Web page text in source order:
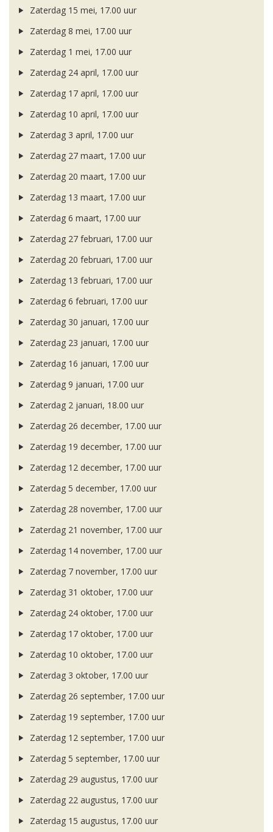
Zaterdag 15 mei, 17.00 uur
Zaterdag 8 mei, 17.00 uur
Zaterdag 1 mei, 17.00 uur
Zaterdag 24 april, 17.00 uur
Zaterdag 17 april, 17.00 uur
Zaterdag 10 april, 17.00 uur
Zaterdag 3 april, 17.00 uur
Zaterdag 27 maart, 17.00 uur
Zaterdag 20 maart, 17.00 uur
Zaterdag 13 maart, 17.00 uur
Zaterdag 6 maart, 17.00 uur
Zaterdag 27 februari, 17.00 uur
Zaterdag 20 februari, 17.00 uur
Zaterdag 13 februari, 17.00 uur
Zaterdag 6 februari, 17.00 uur
Zaterdag 30 januari, 17.00 uur
Zaterdag 23 januari, 17.00 uur
Zaterdag 16 januari, 17.00 uur
Zaterdag 9 januari, 17.00 uur
Zaterdag 2 januari, 18.00 uur
Zaterdag 26 december, 17.00 uur
Zaterdag 19 december, 17.00 uur
Zaterdag 12 december, 17.00 uur
Zaterdag 5 december, 17.00 uur
Zaterdag 28 november, 17.00 uur
Zaterdag 21 november, 17.00 uur
Zaterdag 14 november, 17.00 uur
Zaterdag 7 november, 17.00 uur
Zaterdag 31 oktober, 17.00 uur
Zaterdag 24 oktober, 17.00 uur
Zaterdag 17 oktober, 17.00 uur
Zaterdag 10 oktober, 17.00 uur
Zaterdag 3 oktober, 17.00 uur
Zaterdag 26 september, 17.00 uur
Zaterdag 19 september, 17.00 uur
Zaterdag 12 september, 17.00 uur
Zaterdag 5 september, 17.00 uur
Zaterdag 29 augustus, 17.00 uur
Zaterdag 22 augustus, 17.00 uur
Zaterdag 15 augustus, 17.00 uur